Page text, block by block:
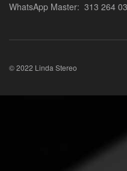
WhatsApp Master: 313 264
© 2022 Linda Stereo